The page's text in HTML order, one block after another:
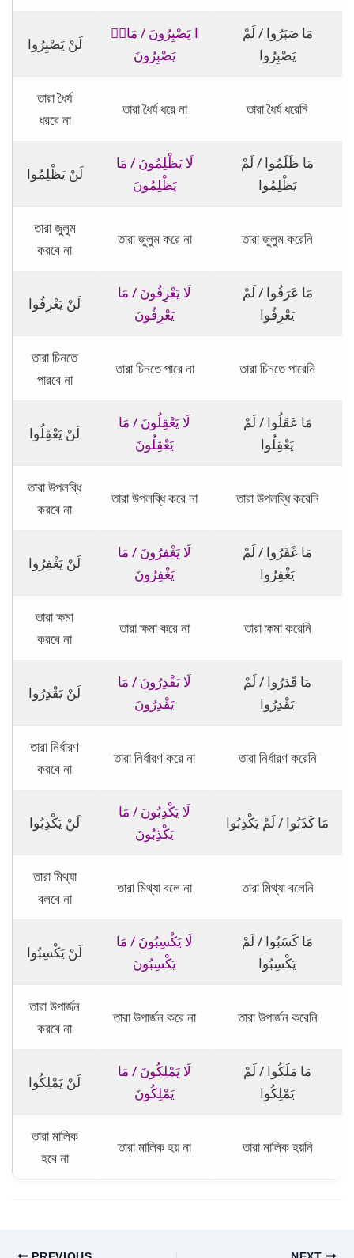
لَنْ يَصْبِرُوا
লَا يَصْبِرُونَ / مَا
يَصْبِرُونَ
مَا صَبَرُوا / لَمْ
يَصْبِرُوا
তারা ধৈর্য
ধরবে না
তারা ধৈর্য ধরে না তারা ধৈর্য ধরেনি
لَنْ يَظْلِمُوا
لَا يَظْلِمُونَ / مَا
يَظْلِمُونَ
مَا ظَلَمُوا / لَمْ
يَظْلِمُوا
তারা জুলুম
করবে না
তারা জুলুম করে না তারা জুলুম করেনি
لَنْ يَعْرِفُوا
لَا يَعْرِفُونَ / مَا
يَعْرِفُونَ
مَا عَرَفُوا / لَمْ
يَعْرِفُوا
তারা চিনতে
পারবে না
তারা চিনতে পারে না তারা চিনতে পারেনি
لَنْ يَعْقِلُوا
لَا يَعْقِلُونَ / مَا
يَعْقِلُونَ
مَا عَقَلُوا / لَمْ
يَعْقِلُوا
তারা উপলব্ধি
করবে না
তারা উপলব্ধি করে না তারা উপলব্ধি করেনি
لَنْ يَغْفِرُوا
لَا يَغْفِرُونَ / مَا
يَغْفِرُونَ
مَا غَفَرُوا / لَمْ
يَغْفِرُوا
তারা ক্ষমা
করবে না
তারা ক্ষমা করে না তারা ক্ষমা করেনি
لَنْ يَقْدِرُوا
لَا يَقْدِرُونَ / مَا
يَقْدِرُونَ
مَا قَدَرُوا / لَمْ
يَقْدِرُوا
তারা নির্ধারণ
করবে না
তারা নির্ধারণ করে না তারা নির্ধারণ করেনি
لَنْ يَكْذِبُوا
لَا يَكْذِبُونَ / مَا
يَكْذِبُونَ
مَا كَذَبُوا / لَمْ يَكْذِبُوا
তারা মিথ্যা
বলবে না
তারা মিথ্যা বলে না তারা মিথ্যা বলেনি
لَنْ يَكْسِبُوا
لَا يَكْسِبُونَ / مَا
يَكْسِبُونَ
مَا كَسَبُوا / لَمْ
يَكْسِبُوا
তারা উপার্জন
করবে না
তারা উপার্জন করে না তারা উপার্জন করেনি
لَنْ يَمْلِكُوا
لَا يَمْلِكُونَ / مَا
يَمْلِكُونَ
مَا مَلَكُوا / لَمْ
يَمْلِكُوا
তারা মালিক
হবে না
তারা মালিক হয় না তারা মালিক হয়নি